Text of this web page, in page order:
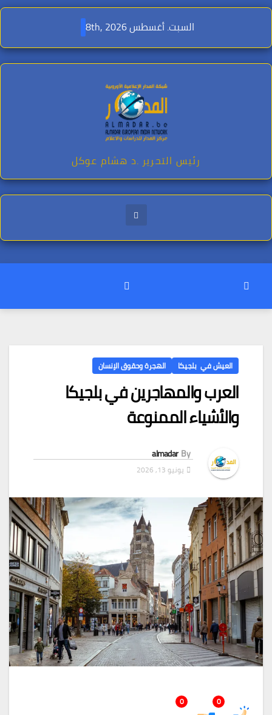
Skip
content
السبت. أغسطس 8th, 2026
رئيس التحرير .د هشام عوكل
العيش في بلجيكا الهجرة وحقوق الإنسان
العرب والمهاجرين في بلجيكا
والأشياء الممنوعة
By
almadar
يونيو 13, 2026
0
0